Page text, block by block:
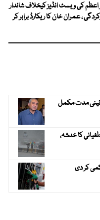
اعظم کی ویسٹ انڈیز کیخلاف شاندار
، عمران خان کا ریکارڈ برابر کر
آئینی مدت مکمل
طغیانی کا خدشہ،
کر دی